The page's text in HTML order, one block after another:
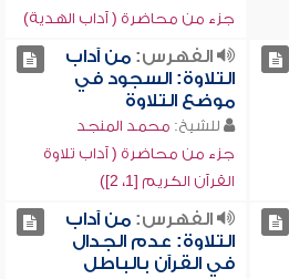
جزء من محاضرة ( آداب الهدية)
الفهرس:من آداب
التلاوة: السجود في
موضع التلاوة
للشيخ: محمد المنجد
جزء من محاضرة ( آداب تلاوة
القرآن الكريم [1، 2])
الفهرس:من آداب
التلاوة: عدم الجدال
في القرآن بالباطل